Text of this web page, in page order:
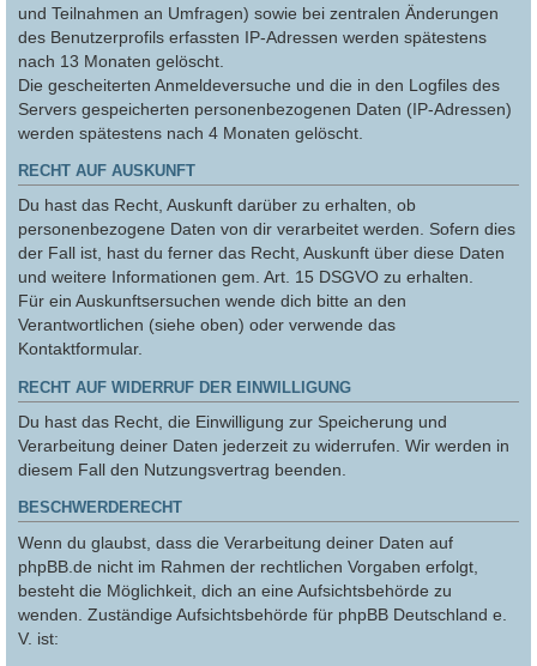
und Teilnahmen an Umfragen) sowie bei zentralen Änderungen
des Benutzerprofils erfassten IP-Adressen werden spätestens
nach 13 Monaten gelöscht.
Die gescheiterten Anmeldeversuche und die in den Logfiles des
Servers gespeicherten personenbezogenen Daten (IP-Adressen)
werden spätestens nach 4 Monaten gelöscht.
RECHT AUF AUSKUNFT
Du hast das Recht, Auskunft darüber zu erhalten, ob
personenbezogene Daten von dir verarbeitet werden. Sofern dies
der Fall ist, hast du ferner das Recht, Auskunft über diese Daten
und weitere Informationen gem. Art. 15 DSGVO zu erhalten.
Für ein Auskunftsersuchen wende dich bitte an den
Verantwortlichen (siehe oben) oder verwende das
Kontaktformular.
RECHT AUF WIDERRUF DER EINWILLIGUNG
Du hast das Recht, die Einwilligung zur Speicherung und
Verarbeitung deiner Daten jederzeit zu widerrufen. Wir werden in
diesem Fall den Nutzungsvertrag beenden.
BESCHWERDERECHT
Wenn du glaubst, dass die Verarbeitung deiner Daten auf
phpBB.de nicht im Rahmen der rechtlichen Vorgaben erfolgt,
besteht die Möglichkeit, dich an eine Aufsichtsbehörde zu
wenden. Zuständige Aufsichtsbehörde für phpBB Deutschland e.
V. ist: